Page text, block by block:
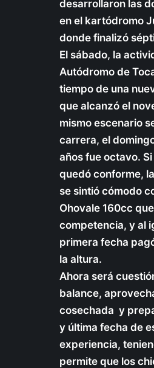
desarrollaron las
en el kartódromo
donde finalizó
El sábado, la
Autódromo de
tiempo de una
que alcanzó el
mismo escenario
carrera, el
años fue octavo.
quedó conforme,
se sintió cómodo
Ohovale 160cc
competencia, y al
primera fecha
la altura.
Ahora será
balance,
cosechada y
y última fecha de
experiencia,
permite que los